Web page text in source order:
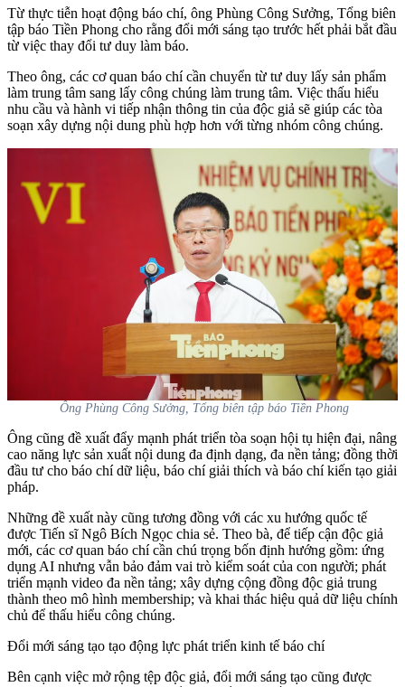
Từ thực tiễn hoạt động báo chí, ông Phùng Công Sưởng, Tổng biên
tập báo Tiền Phong cho rằng đổi mới sáng tạo trước hết phải bắt đầu
từ việc thay đổi tư duy làm báo.
Theo ông, các cơ quan báo chí cần chuyển từ tư duy lấy sản phẩm
làm trung tâm sang lấy công chúng làm trung tâm. Việc thấu hiểu
nhu cầu và hành vi tiếp nhận thông tin của độc giả sẽ giúp các tòa
soạn xây dựng nội dung phù hợp hơn với từng nhóm công chúng.
Ông Phùng Công Sưởng, Tổng biên tập báo Tiền Phong
Ông cũng đề xuất đẩy mạnh phát triển tòa soạn hội tụ hiện đại, nâng
cao năng lực sản xuất nội dung đa định dạng, đa nền tảng; đồng thời
đầu tư cho báo chí dữ liệu, báo chí giải thích và báo chí kiến tạo giải
pháp.
Những đề xuất này cũng tương đồng với các xu hướng quốc tế
được Tiến sĩ Ngô Bích Ngọc chia sẻ. Theo bà, để tiếp cận độc giả
mới, các cơ quan báo chí cần chú trọng bốn định hướng gồm: ứng
dụng AI nhưng vẫn bảo đảm vai trò kiểm soát của con người; phát
triển mạnh video đa nền tảng; xây dựng cộng đồng độc giả trung
thành theo mô hình membership; và khai thác hiệu quả dữ liệu chính
chủ để thấu hiểu công chúng.
Đổi mới sáng tạo tạo động lực phát triển kinh tế báo chí
Bên cạnh việc mở rộng tệp độc giả, đổi mới sáng tạo cũng được